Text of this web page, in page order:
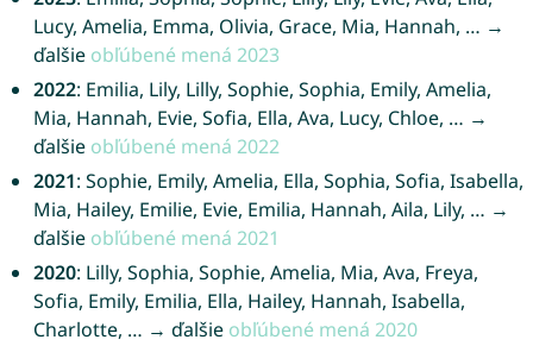
Lucy, Amelia, Emma, Olivia, Grace, Mia, Hannah, … →
ďalšie obľúbené mená 2023
2022: Emilia, Lily, Lilly, Sophie, Sophia, Emily, Amelia,
Mia, Hannah, Evie, Sofia, Ella, Ava, Lucy, Chloe, … →
ďalšie obľúbené mená 2022
2021: Sophie, Emily, Amelia, Ella, Sophia, Sofia, Isabella,
Mia, Hailey, Emilie, Evie, Emilia, Hannah, Aila, Lily, … →
ďalšie obľúbené mená 2021
2020: Lilly, Sophia, Sophie, Amelia, Mia, Ava, Freya,
Sofia, Emily, Emilia, Ella, Hailey, Hannah, Isabella,
Charlotte, … → ďalšie obľúbené mená 2020